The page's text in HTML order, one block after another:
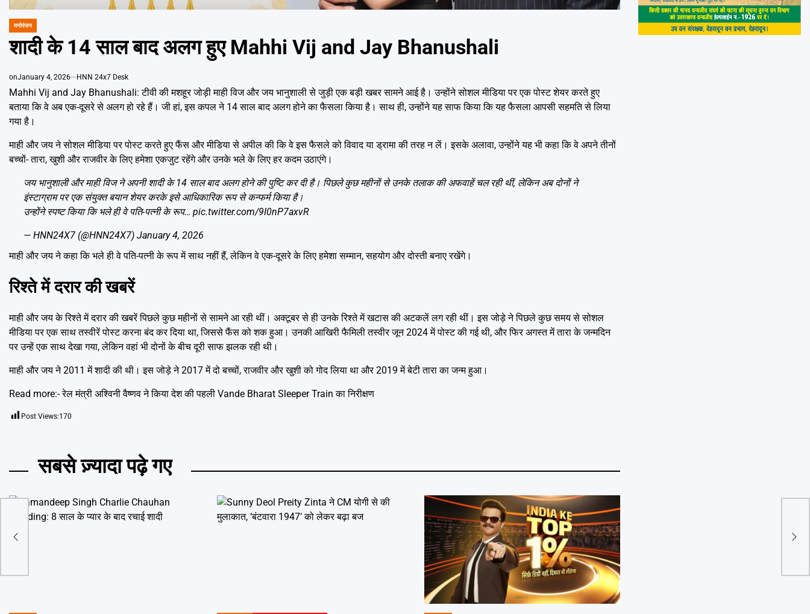
POSTED
मनोरंजन
शादी के 14 साल बाद अलग हुए Mahhi Vij and Jay Bhanushali
onJanuary 4, 2026 HNN 24x7 Desk
Mahhi Vij and Jay Bhanushali: टीवी की मशहूर जोड़ी माही विज और जय भानुशाली से जुड़ी एक बड़ी खबर सामने आई है। उन्होंने सोशल मीडिया पर एक पोस्ट शेयर करते हुए
बताया कि वे अब एक-दूसरे से अलग हो रहे हैं। जी हां, इस कपल ने 14 साल बाद अलग होने का फैसला किया है। साथ ही, उन्होंने यह साफ किया कि यह फैसला आपसी सहमति से लिया
गया है।
माही और जय ने सोशल मीडिया पर पोस्ट करते हुए फैंस और मीडिया से अपील की कि वे इस फैसले को विवाद या ड्रामा की तरह न लें। इसके अलावा, उन्होंने यह भी कहा कि वे अपने तीनों
बच्चों- तारा, खुशी और राजवीर के लिए हमेशा एकजुट रहेंगे और उनके भले के लिए हर कदम उठाएंगे।
जय भानुशाली और माही विज ने अपनी शादी के 14 साल बाद अलग होने की पुष्टि कर दी है। पिछले कुछ महीनों से उनके तलाक की अफवाहें चल रही थीं, लेकिन अब दोनों ने
इंस्टाग्राम पर एक संयुक्त बयान शेयर करके इसे आधिकारिक रूप से कन्फर्म किया है।
उन्होंने स्पष्ट किया कि भले ही वे पति-पत्नी के रूप… pic.twitter.com/9I0nP7axvR
— HNN24X7 (@HNN24X7) January 4, 2026
माही और जय ने कहा कि भले ही वे पति-पत्नी के रूप में साथ नहीं हैं, लेकिन वे एक-दूसरे के लिए हमेशा सम्मान, सहयोग और दोस्ती बनाए रखेंगे।
रिश्ते में दरार की खबरें
माही और जय के रिश्ते में दरार की खबरें पिछले कुछ महीनों से सामने आ रही थीं। अक्टूबर से ही उनके रिश्ते में खटास की अटकलें लग रही थीं। इस जोड़े ने पिछले कुछ समय से सोशल
मीडिया पर एक साथ तस्वीरें पोस्ट करना बंद कर दिया था, जिससे फैंस को शक हुआ। उनकी आखिरी फैमिली तस्वीर जून 2024 में पोस्ट की गई थी, और फिर अगस्त में तारा के जन्मदिन
पर उन्हें एक साथ देखा गया, लेकिन वहां भी दोनों के बीच दूरी साफ झलक रही थी।
माही और जय ने 2011 में शादी की थी। इस जोड़े ने 2017 में दो बच्चों, राजवीर और खुशी को गोद लिया था और 2019 में बेटी तारा का जन्म हुआ।
Read more:-रेल मंत्री अश्विनी वैष्णव ने किया देश की पहली Vande Bharat Sleeper Train का निरीक्षण
Post Views:170
सबसे ज़्यादा पढ़े गए